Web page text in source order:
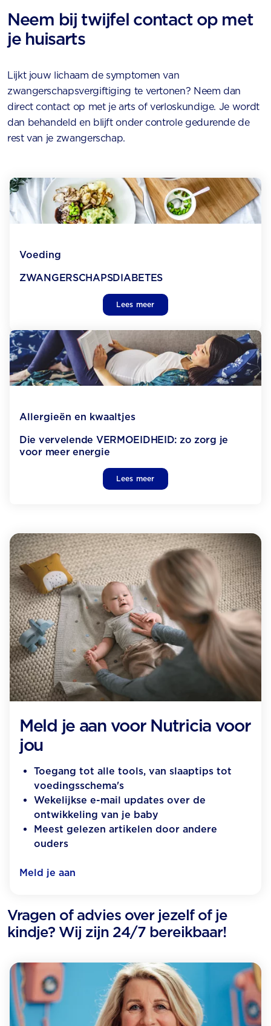
Neem bij twijfel contact op met
je huisarts
Lijkt jouw lichaam de symptomen van
zwangerschapsvergiftiging te vertonen? Neem dan
direct contact op met je arts of verloskundige. Je wordt
dan behandeld en blijft onder controle gedurende de
rest van je zwangerschap.
Voeding
ZWANGERSCHAPS­DIABETES
Lees meer
Allergieën en kwaaltjes
Die vervelende VERMOEIDHEID: zo zorg je
voor meer energie
Lees meer
Meld je aan voor Nutricia voor
jou
Toegang tot alle tools, van slaaptips tot
voedingsschema's
Wekelijkse e-mail updates over de
ontwikkeling van je baby
Meest gelezen artikelen door andere
ouders
Meld je aan
Vragen of advies over jezelf of je
kindje? Wij zijn 24/7 bereikbaar!